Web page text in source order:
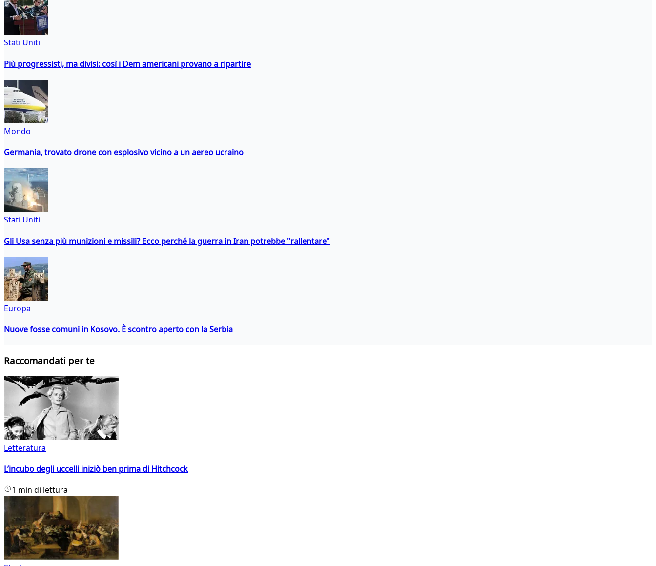
Stati Uniti
Più progressisti, ma divisi: così i Dem americani provano a ripartire
Mondo
Germania, trovato drone con esplosivo vicino a un aereo ucraino
Stati Uniti
Gli Usa senza più munizioni e missili? Ecco perché la guerra in Iran potrebbe "rallentare"
Europa
Nuove fosse comuni in Kosovo. È scontro aperto con la Serbia
Raccomandati per te
Letteratura
L’incubo degli uccelli iniziò ben prima di Hitchcock
1 min di lettura